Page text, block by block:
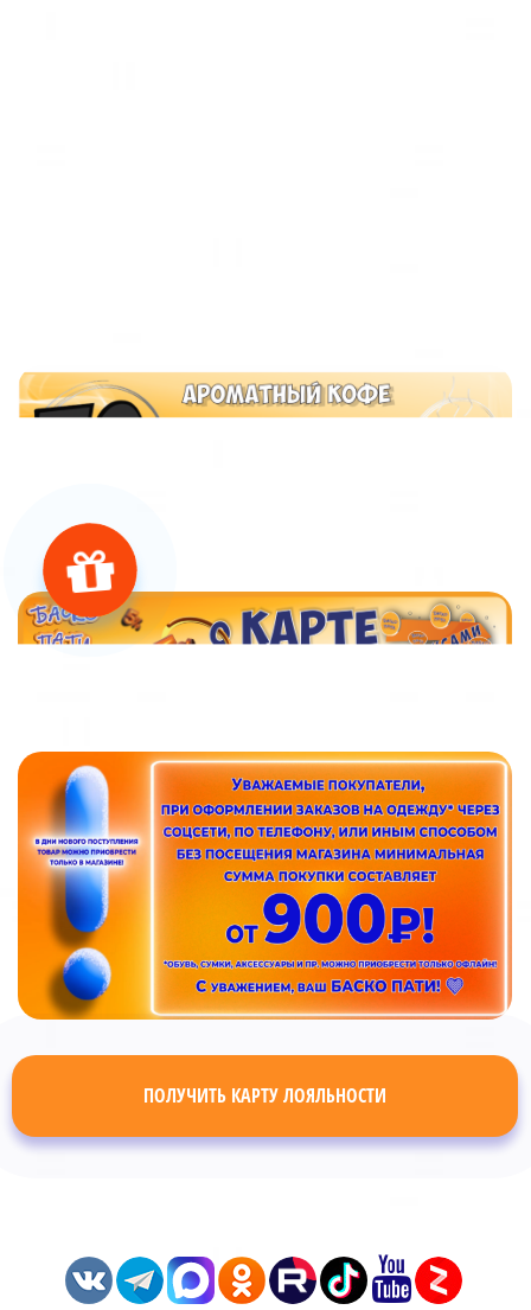
ПОЛУЧИТЬ КАРТУ ЛОЯЛЬНОСТИ